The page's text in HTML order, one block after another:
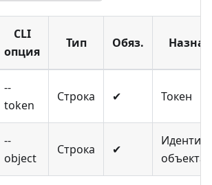
CLI
опция
Тип Обяз.
--
token
Строка ✔ Токен
--
object
Строка ✔
объекта